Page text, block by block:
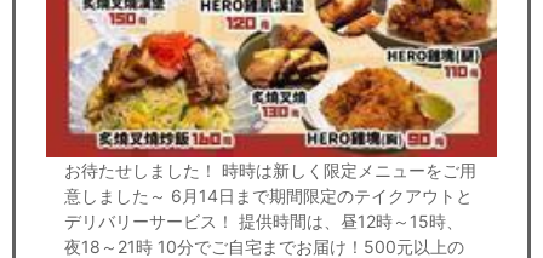
お待たせしました！ 時時は新しく限定メニューをご用
意しました～ 6月14日まで期間限定のテイクアウトと
デリバリーサービス！ 提供時間は、昼12時～15時、
夜18～21時 10分でご自宅までお届け！500元以上の